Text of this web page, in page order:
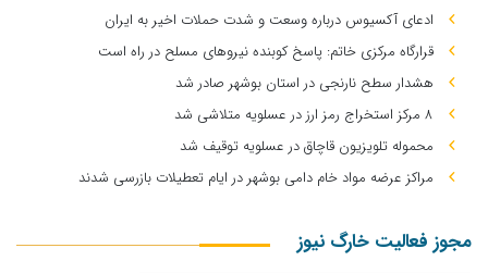
ادعای آکسیوس درباره وسعت و شدت حملات اخیر به ایران
قرارگاه مرکزی خاتم: پاسخ کوبنده نیروهای مسلح در راه است
هشدار سطح نارنجی در استان بوشهر صادر شد
۸ مرکز استخراج رمز ارز در عسلویه متلاشی شد
محموله تلویزیون قاچاق در عسلویه توقیف شد
مراکز عرضه مواد خام دامی بوشهر در ایام تعطیلات بازرسی شدند
مجوز فعالیت خارگ نیوز